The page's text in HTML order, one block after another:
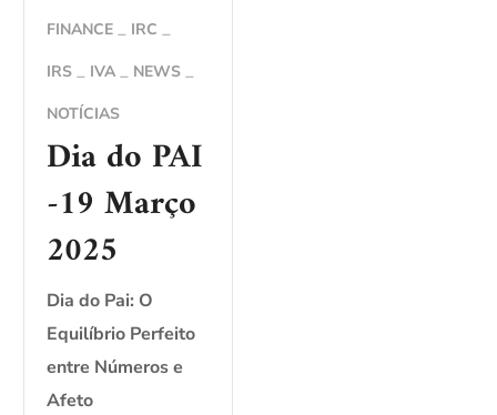
FINANCE
IRC
IRS
IVA
NEWS
NOTÍCIAS
Dia do PAI
-19 Março
2025
Dia do Pai: O
Equilíbrio Perfeito
entre Números e
Afeto